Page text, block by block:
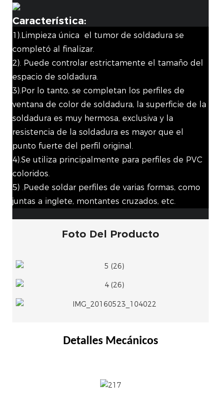
Característica:
1).Limpieza única el tumor de soldadura se
completó al finalizar.
2). Puede controlar estrictamente el tamaño del
espacio de soldadura.
3).Por lo tanto, se completan los perfiles de
ventana de color de soldadura, la superficie de la
soldadura es muy hermosa, exclusiva y la
resistencia de la soldadura es mayor que el
punto fuerte del perfil original.
4).Se utiliza principalmente para perfiles de PVC
coloridos.
5) .Puede soldar perfiles de varias formas, como
juntas a inglete, montantes cruzados, etc.
Foto Del Producto
Detalles Mecánicos